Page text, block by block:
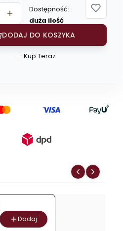
Dostępność:
duża ilość
DODAJ DO KOSZYKA
Szybki
Zupa
dynią
litr
zupy
Kup Teraz
Dodaj